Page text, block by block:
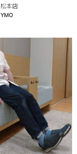
松本店
YMO